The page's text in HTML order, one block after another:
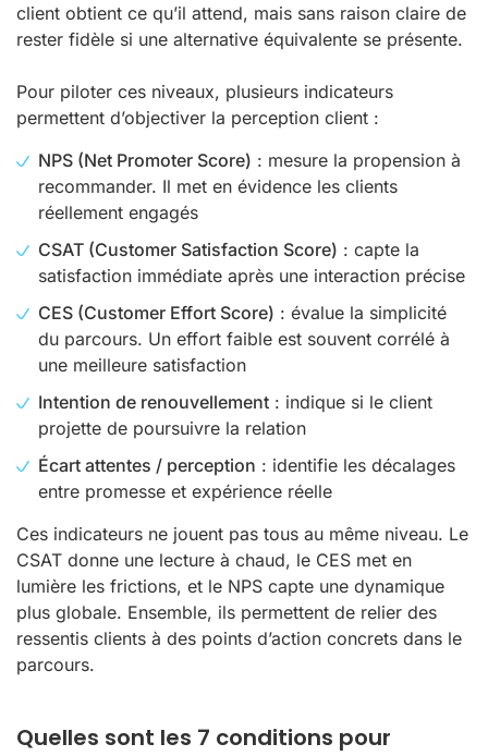
client obtient ce qu’il attend, mais sans raison claire de
rester fidèle si une alternative équivalente se présente.
Pour piloter ces niveaux, plusieurs indicateurs
permettent d’objectiver la perception client :
NPS (Net Promoter Score) : mesure la propension à
recommander. Il met en évidence les clients
réellement engagés
CSAT (Customer Satisfaction Score) : capte la
satisfaction immédiate après une interaction précise
CES (Customer Effort Score) : évalue la simplicité
du parcours. Un effort faible est souvent corrélé à
une meilleure satisfaction
Intention de renouvellement : indique si le client
projette de poursuivre la relation
Écart attentes / perception : identifie les décalages
entre promesse et expérience réelle
Ces indicateurs ne jouent pas tous au même niveau. Le
CSAT donne une lecture à chaud, le CES met en
lumière les frictions, et le NPS capte une dynamique
plus globale. Ensemble, ils permettent de relier des
ressentis clients à des points d’action concrets dans le
parcours.
Quelles sont les 7 conditions pour